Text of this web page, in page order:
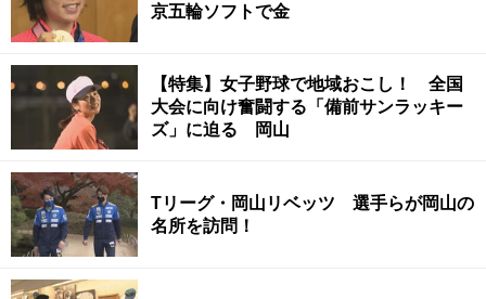
京五輪ソフトで金
【特集】女子野球で地域おこし！ 全国
大会に向け奮闘する「備前サンラッキー
ズ」に迫る 岡山
Tリーグ・岡山リベッツ 選手らが岡山の
名所を訪問！